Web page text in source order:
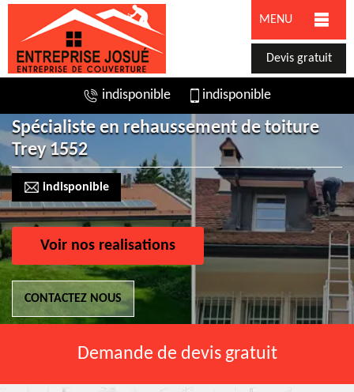
MENU
Devis gratuit
indisponible indisponible
Spécialiste en rehaussement de toiture
Trey 1552
indisponible
Voir nos realisations
CONTACTEZ NOUS
Demande de devis gratuit